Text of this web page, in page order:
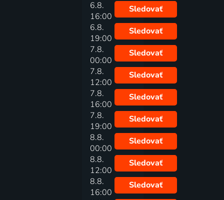
6.8.
16:00
Sledovať
6.8.
19:00
Sledovať
7.8.
00:00
Sledovať
7.8.
12:00
Sledovať
7.8.
16:00
Sledovať
7.8.
19:00
Sledovať
8.8.
00:00
Sledovať
8.8.
12:00
Sledovať
8.8.
16:00
Sledovať